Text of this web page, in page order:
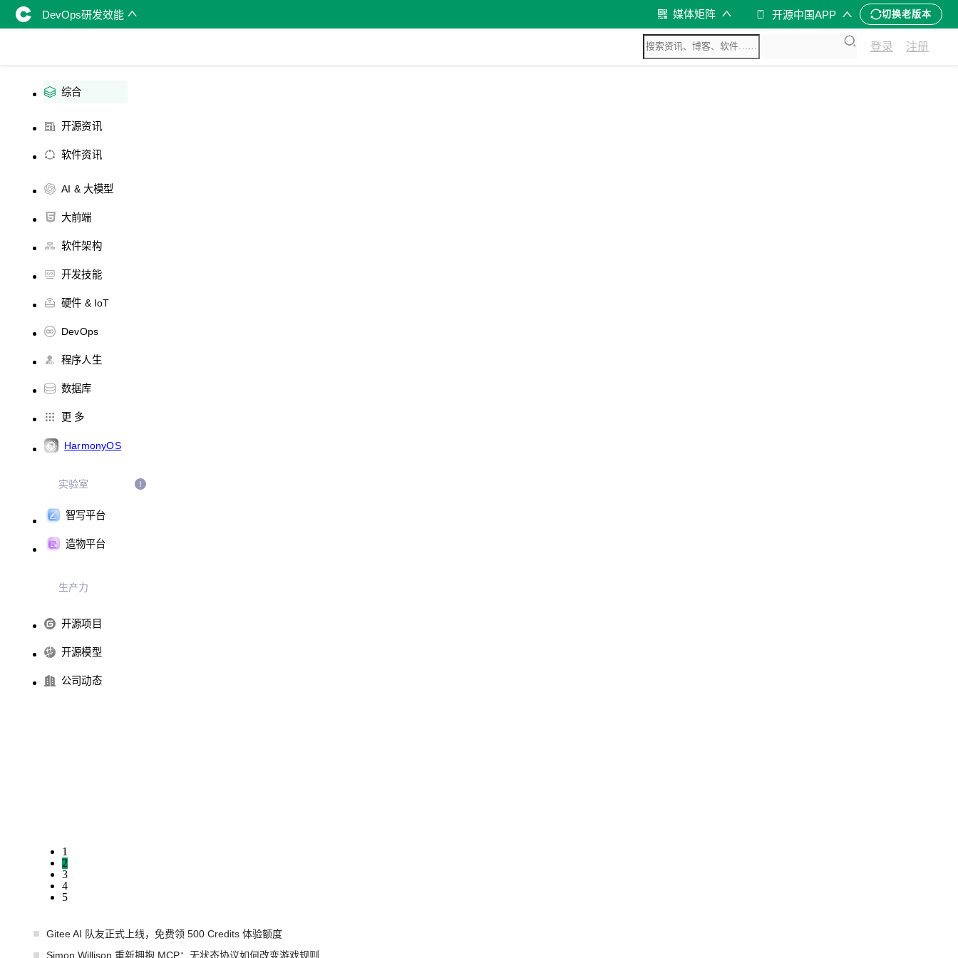
DevOps研发效能 媒体矩阵 开源中国APP 切换老版本
登录 注册
综合
开源资讯
软件资讯
AI & 大模型
大前端
软件架构
开发技能
硬件 & IoT
DevOps
程序人生
数据库
更 多
HarmonyOS
实验室
智写平台
造物平台
生产力
开源项目
开源模型
公司动态
1
2
3
4
5
Gitee AI 队友正式上线，免费领 500 Credits 体验额度
Simon Willison 重新拥抱 MCP：无状态协议如何改变游戏规则